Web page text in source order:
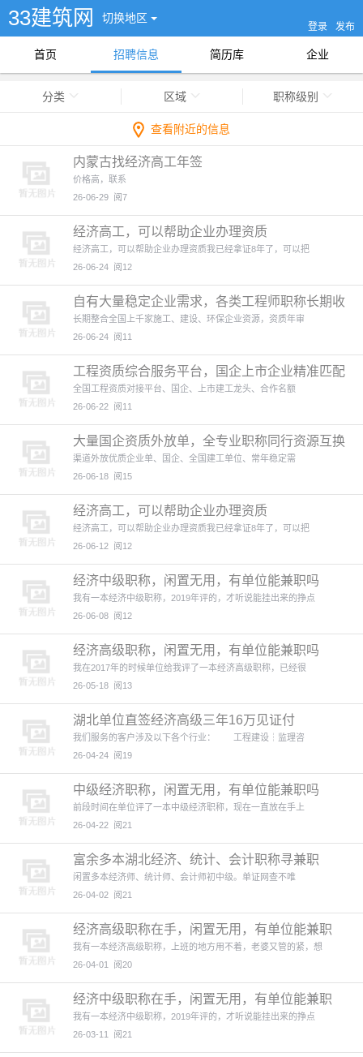
33建筑网 切换地区
登录 发布
首页 招聘信息 简历库 企业
分类 区域 职称级别
查看附近的信息
内蒙古找经济高工年签
价格高，联系
26-06-29 阅7
经济高工，可以帮助企业办理资质
经济高工，可以帮助企业办理资质我已经拿证8年了，可以把
26-06-24 阅12
自有大量稳定企业需求，各类工程师职称长期收
纳对接
长期整合全国上千家施工、建设、环保企业资源，资质年审
26-06-24 阅11
工程资质综合服务平台，国企上市企业精准匹配
职称人才
全国工程资质对接平台、国企、上市建工龙头、合作名额
26-06-22 阅11
大量国企资质外放单，全专业职称同行资源互换
共赢
渠道外放优质企业单、国企、全国建工单位、常年稳定需
26-06-18 阅15
经济高工，可以帮助企业办理资质
经济高工，可以帮助企业办理资质我已经拿证8年了，可以把
26-06-12 阅12
经济中级职称，闲置无用，有单位能兼职吗
我有一本经济中级职称，2019年评的，才听说能挂出来的挣点
26-06-08 阅12
经济高级职称，闲置无用，有单位能兼职吗
我在2017年的时候单位给我评了一本经济高级职称，已经很
26-05-18 阅13
湖北单位直签经济高级三年16万见证付
我们服务的客户涉及以下各个行业： 工程建设┆监理咨
26-04-24 阅19
中级经济职称，闲置无用，有单位能兼职吗
前段时间在单位评了一本中级经济职称，现在一直放在手上
26-04-22 阅21
富余多本湖北经济、统计、会计职称寻兼职
闲置多本经济师、统计师、会计师初中级。单证网查不唯
26-04-02 阅21
经济高级职称在手，闲置无用，有单位能兼职
吗
我有一本经济高级职称，上班的地方用不着，老婆又管的紧，想
26-04-01
阅20
经济中级职称在手，闲置无用，有单位能兼职
吗
我有一本经济中级职称，2019年评的，才听说能挂出来的挣点
26-03-11
阅21